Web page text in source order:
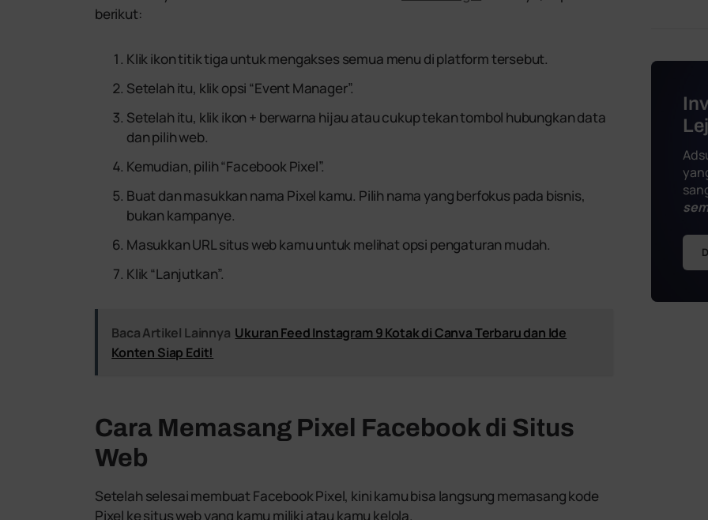
berikut:
Klik ikon titik tiga untuk mengakses semua menu di platform tersebut.
Setelah itu, klik opsi “Event Manager”.
Setelah itu, klik ikon + berwarna hijau atau cukup tekan tombol hubungkan data
dan pilih web.
Kemudian, pilih “Facebook Pixel”.
Buat dan masukkan nama Pixel kamu. Pilih nama yang berfokus pada bisnis,
bukan kampanye.
Masukkan URL situs web kamu untuk melihat opsi pengaturan mudah.
Klik “Lanjutkan”.
Baca Artikel Lainnya Ukuran Feed Instagram 9 Kotak di Canva Terbaru dan Ide
Konten Siap Edit!
Cara Memasang Pixel Facebook di Situs
Web
Setelah selesai membuat Facebook Pixel, kini kamu bisa langsung memasang kode
Pixel ke situs web yang kamu miliki atau kamu kelola.